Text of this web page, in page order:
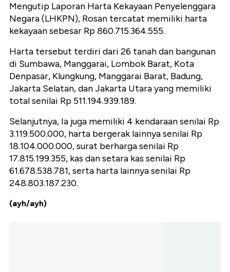
Mengutip Laporan Harta Kekayaan Penyelenggara
Negara (LHKPN), Rosan tercatat memiliki harta
kekayaan sebesar Rp 860.715.364.555.
Harta tersebut terdiri dari 26 tanah dan bangunan
di Sumbawa, Manggarai, Lombok Barat, Kota
Denpasar, Klungkung, Manggarai Barat, Badung,
Jakarta Selatan, dan Jakarta Utara yang memiliki
total senilai Rp 511.194.939.189.
Selanjutnya, Ia juga memiliki 4 kendaraan senilai Rp
3.119.500.000, harta bergerak lainnya senilai Rp
18.104.000.000, surat berharga senilai Rp
17.815.199.355, kas dan setara kas senilai Rp
61.678.538.781, serta harta lainnya senilai Rp
248.803.187.230.
(ayh/ayh)